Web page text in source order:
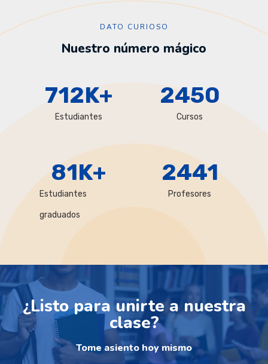
DATO CURIOSO
Nuestro número mágico
Estudiantes
712K+
Cursos
2450
Estudiantes
graduados
81K+
Profesores
2441
¿Listo para unirte a nuestra
clase?
Tome asiento hoy mismo